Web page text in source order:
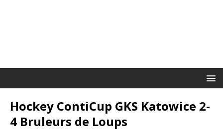
Hockey ContiCup GKS Katowice 2-
4 Bruleurs de Loups